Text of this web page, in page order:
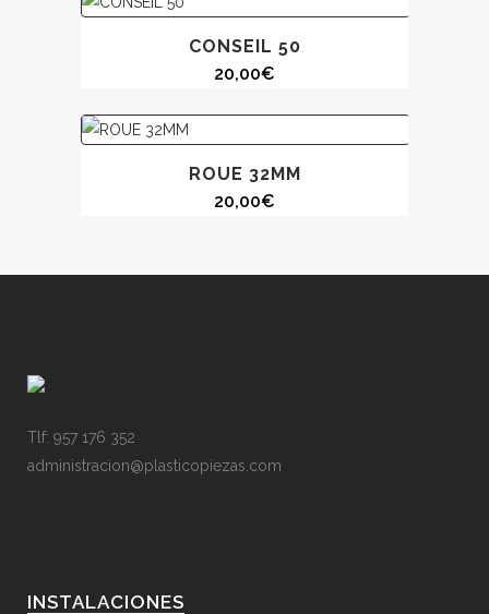
CONSEIL 50
20,00€
ROUE 32MM
20,00€
Tlf: 957 176 352
administracion@plasticopiezas.com
INSTALACIONES